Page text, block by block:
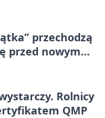
przechodzą
przed nowym
Rolnicy
QMP